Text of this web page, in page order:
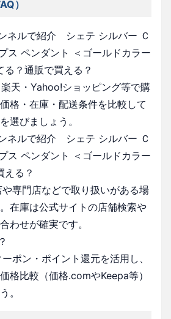
）
ネルで紹介 シェテ シルバー Ｃ
ス ペンダント ＜ゴールドカラー
る？通販で買える？
天・Yahoo!ショッピング等で購
格・在庫・配送条件を比較して
選びましょう。
ネルで紹介 シェテ シルバー Ｃ
ス ペンダント ＜ゴールドカラー
える？
専門店などで取り扱いがある場
在庫は公式サイトの店舗検索や
わせが確実です。
ポン・ポイント還元を活用し、
格比較（価格.comやKeepa等）
。